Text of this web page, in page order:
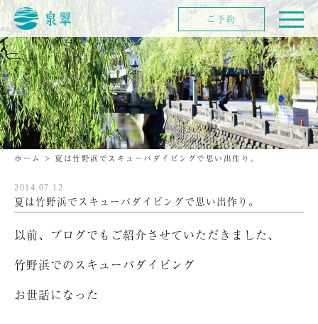
ホーム > 夏は竹野浜でスキューバダイビングで思い出作り。
2014.07.12
夏は竹野浜でスキューバダイビングで思い出作り。
以前、ブログでもご紹介させていただきました、
竹野浜でのスキューバダイビング
お世話になった
ご予約